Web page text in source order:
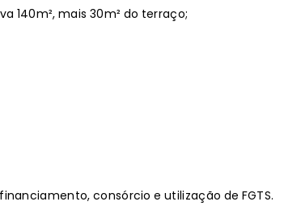
140m², mais 30m² do terraço;
consórcio e utilização de FGTS.